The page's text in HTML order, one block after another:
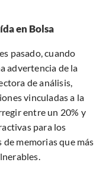
en Bolsa
pasado, cuando
advertencia de la
de análisis,
vinculadas a la
entre un 20% y
para los
memorias que más